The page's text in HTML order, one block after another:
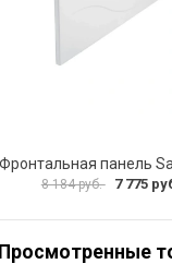
8 184 руб. 7 775
Просмотренные